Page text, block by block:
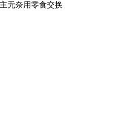
奈用零食交换